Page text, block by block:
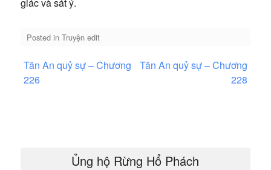
Posted in Truyện edit
Điều
hướng
Tân An quỷ sự – Chương
226
Tân An quỷ sự – Chương
228
Ủng hộ Rừng Hổ Phách